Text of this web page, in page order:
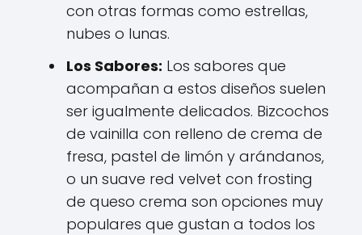
con otras formas como estrellas,
nubes o lunas.
Los Sabores: Los sabores que
acompañan a estos diseños suelen
ser igualmente delicados. Bizcochos
de vainilla con relleno de crema de
fresa, pastel de limón y arándanos,
o un suave red velvet con frosting
de queso crema son opciones muy
populares que gustan a todos los